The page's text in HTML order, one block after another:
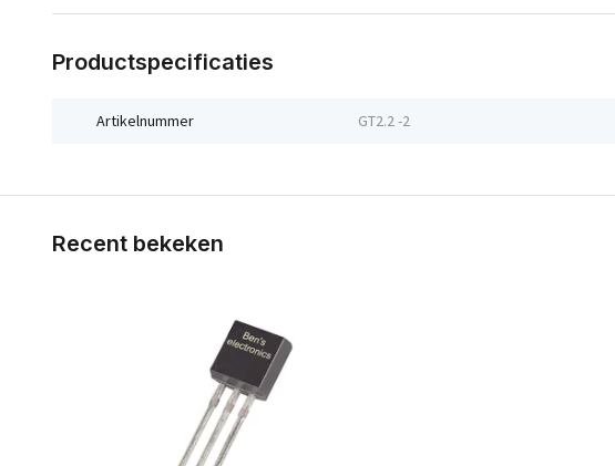
Productspecificaties
Artikelnummer GT2.2 -2
Recent bekeken